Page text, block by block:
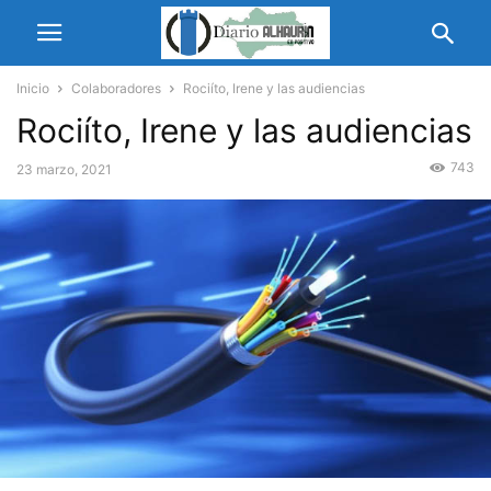
Inicio Colaboradores Rociíto, Irene y las audiencias
Rociíto, Irene y las audiencias
23 marzo, 2021 743